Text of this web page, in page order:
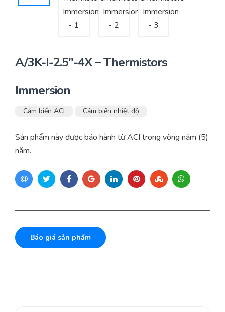
A/3K-I-2.5″-4X – Thermistors
Immersion
Cảm biến ACI Cảm biến nhiệt độ
Sản phẩm này được bảo hành từ ACI trong vòng năm (5)
năm.
Báo giá sản phẩm